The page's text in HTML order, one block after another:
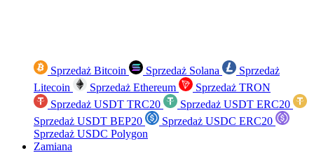
Sprzedaż Bitcoin Sprzedaż Solana
Sprzedaż
Litecoin
Sprzedaż Ethereum
Sprzedaż TRON
Sprzedaż USDT TRC20
Sprzedaż USDT ERC20
Sprzedaż USDT BEP20
Sprzedaż USDC ERC20
Sprzedaż USDC Polygon
Zamiana